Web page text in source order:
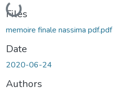
Loading...
Files
memoire finale nassima pdf.pdf
Date
2020-06-24
Authors